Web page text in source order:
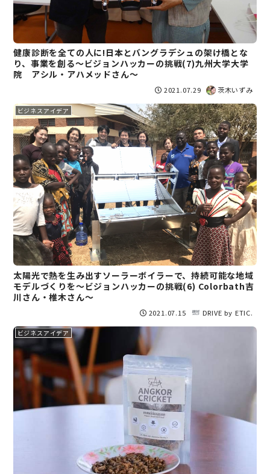
健康診断を全ての人に!日本とバングラデシュの架け橋とな
り、事業を創る～ビジョンハッカーの挑戦(7)九州大学大学
院 アシル・アハメッドさん～
2021.07.29 茨木いずみ
ビジネスアイデア
太陽光で熱を生み出すソーラーボイラーで、持続可能な地域
モデルづくりを～ビジョンハッカーの挑戦(6) Colorbath吉
川さん・椎木さん～
2021.07.15 DRIVE by ETIC.
ビジネスアイデア